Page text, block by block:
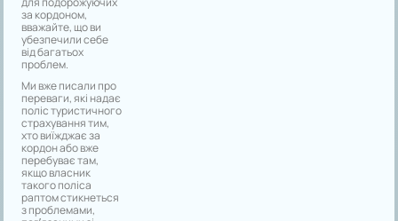
за кордоном,
вважайте, що ви
убезпечили себе
від багатьох
проблем.
Ми вже писали про
переваги, які надає
поліс туристичного
страхування тим,
хто виїжджає за
кордон або вже
перебуває там,
якщо власник
такого поліса
раптом стикнеться
з проблемами,